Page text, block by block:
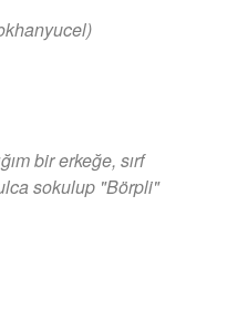
bir erkeğe, sırf
sokulup "Börpli"